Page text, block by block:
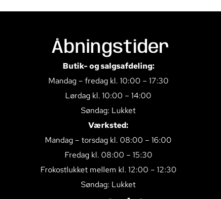
Åbningstider
Butik- og salgsafdeling:
Mandag – fredag kl. 10:00 – 17:30
Lørdag kl. 10:00 – 14:00
Søndag: Lukket
Værksted:
Mandag – torsdag kl. 08:00 – 16:00
Fredag kl. 08:00 – 15:30
Frokostlukket mellem kl. 12:00 – 12:30
Søndag: Lukket